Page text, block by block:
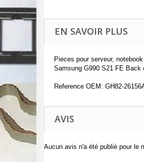
EN SAVOIR PLUS
Pieces pour serveur,
Samsung G990 S21 FE Back
Reference OEM: GH82-
AVIS
Aucun avis n'a été publié pour le